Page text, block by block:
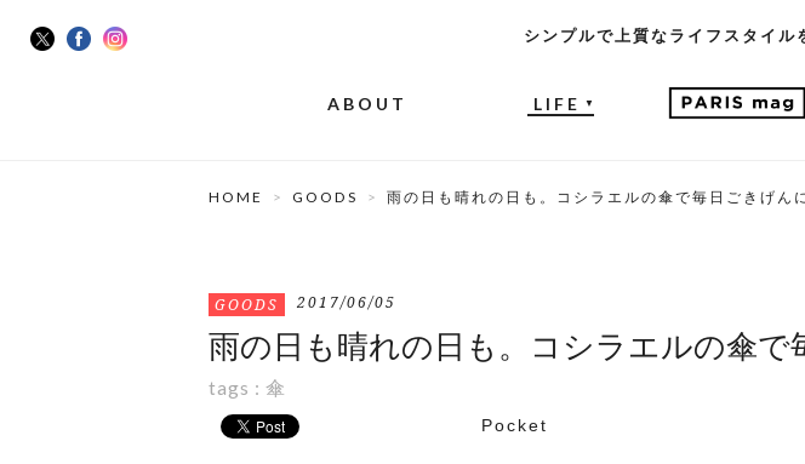
シンプルで上質なライフスタイ
ABOUT LIFE ▼
HOME GOODS 雨の日も晴れの日も。コシラエルの傘で毎日ごきげん
GOODS 2017/06/05
雨の日も晴れの日も。コシラエルの傘で
tags : 傘
Pocket